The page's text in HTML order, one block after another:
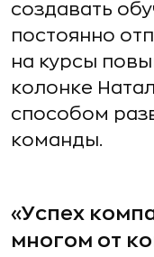
создавать
постоянно
на курсы
колонке
способом
команды.
«Успех
многом от